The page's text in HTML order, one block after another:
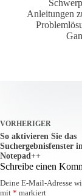
Anleitungen
VORHERIGER
So aktivieren Sie das
Suchergebnisfenster
Notepad++
Schreibe einen
Deine E-Mail-Adresse
mit * markiert